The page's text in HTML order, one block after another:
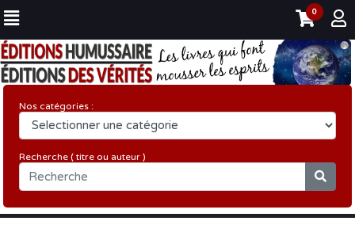
0
Nos catégories :
Recherche ( titre ou auteur )